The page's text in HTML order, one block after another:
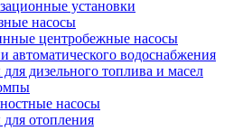
установки
насосы
центробежные насосы
автоматического водоснабжения
дизельного топлива и масел
насосы
отопления